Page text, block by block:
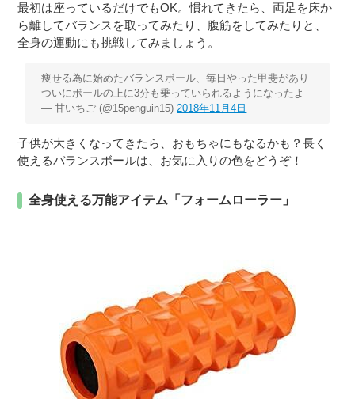
最初は座っているだけでもOK。慣れてきたら、両足を床か
ら離してバランスを取ってみたり、腹筋をしてみたりと、
全身の運動にも挑戦してみましょう。
痩せる為に始めたバランスボール、毎日やった甲斐があり
ついにボールの上に3分も乗っていられるようになったよ
— 甘いちご (@15penguin15)2018年11月4日
子供が大きくなってきたら、おもちゃにもなるかも？長く
使えるバランスボールは、お気に入りの色をどうぞ！
全身使える万能アイテム「フォームローラー」